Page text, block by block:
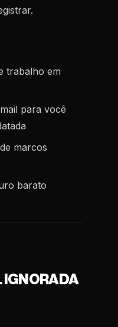
trabalho em
para você
marcos
barato
IGNORADA